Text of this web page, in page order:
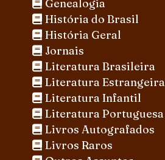
Genealogia
História do Brasil
História Geral
Jornais
Literatura Brasileira
Literatura Estrangeira
Literatura Infantil
Literatura Portuguesa
Livros Autografados
Livros Raros